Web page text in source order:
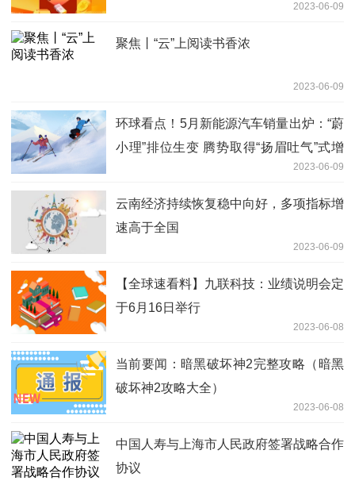
2023-06-09
聚焦丨“云”上阅读书香浓
2023-06-09
环球看点！5月新能源汽车销量出炉：“蔚
小理”排位生变 腾势取得“扬眉吐气”式增
2023-06-09
云南经济持续恢复稳中向好，多项指标增
速高于全国
2023-06-09
【全球速看料】九联科技：业绩说明会定
于6月16日举行
2023-06-08
当前要闻：暗黑破坏神2完整攻略（暗黑
破坏神2攻略大全）
2023-06-08
中国人寿与上海市人民政府签署战略合作
协议